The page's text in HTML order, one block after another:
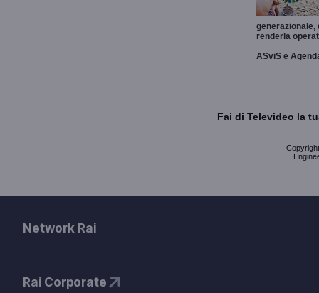
generazionale,
renderla
ASviS e
Fai di Televideo la